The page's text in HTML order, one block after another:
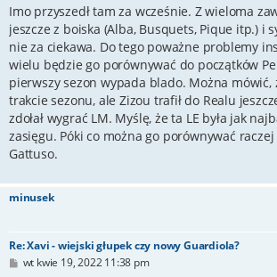
s
Imo przyszedł tam za wcześnie. Z wieloma
jeszcze z boiska (Alba, Busquets, Pique itp.) i
nie za ciekawa. Do tego poważne problemy
wielu będzie go porównywać do początków
pierwszy sezon wypada blado. Można mówić,
trakcie sezonu, ale Zizou trafił do Realu
zdołał wygrać LM. Myślę, że ta LE była jak
zasięgu. Póki co można go porównywać
Gattuso.
minusek
Re: Xavi - wiejski głupek czy nowy Guardiola?
Pwt kwie 19, 2022 11:38 pm